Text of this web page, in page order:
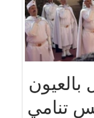
بالعيون
تنامي